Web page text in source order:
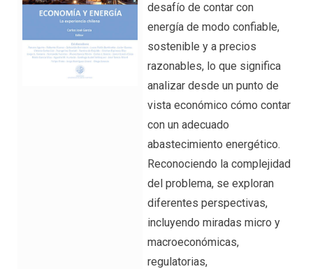
desafío de contar con
energía de modo confiable,
sostenible y a precios
razonables, lo que significa
analizar desde un punto de
vista económico cómo contar
con un adecuado
abastecimiento energético.
Reconociendo la complejidad
del problema, se exploran
diferentes perspectivas,
incluyendo miradas micro y
macroeconómicas,
regulatorias,